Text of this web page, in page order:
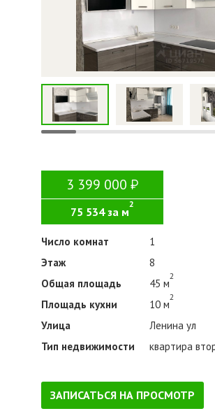
3 399 000
75 534 за м
2
Число комнат
1
Этаж
8
Общая площадь
45 м
2
Площадь кухни 10 м
2
Улица
Ленина ул
Тип недвижимости
квартира
ЗАПИСАТЬСЯ НА ПРОСМОТР